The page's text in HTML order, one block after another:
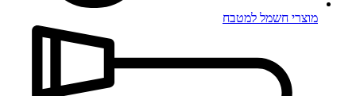
מוצרי חשמל למטבח